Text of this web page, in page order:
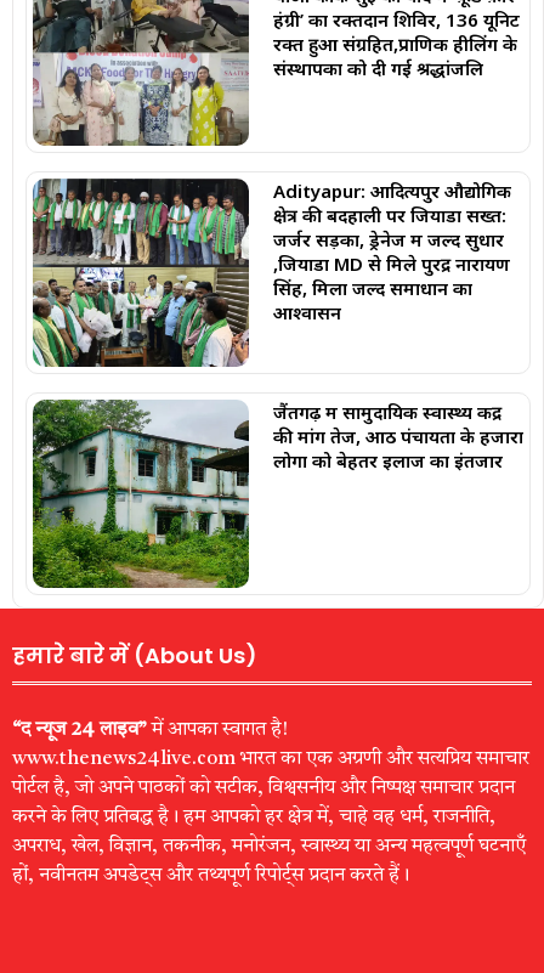
हंग्री’ का रक्तदान शिविर, 136 यूनिट
रक्त हुआ संग्रहित,प्राणिक हीलिंग के
संस्थापकों को दी गई श्रद्धांजलि
Adityapur: आदित्यपुर औद्योगिक
क्षेत्र की बदहाली पर जियाडा सख्त:
जर्जर सड़कों, ड्रेनेज में जल्द सुधार
,जियाडा MD से मिले पुरेंद्र नारायण
सिंह, मिला जल्द समाधान का
आश्वासन
जैंतगढ़ में सामुदायिक स्वास्थ्य केंद्र
की मांग तेज, आठ पंचायतों के हजारों
लोगों को बेहतर इलाज का इंतजार
हमारे बारे में (About Us)
“द न्यूज 24 लाइव”में आपका स्वागत है!
www.thenews24live.com भारत का एक अग्रणी और सत्यप्रिय समाचार
पोर्टल है, जो अपने पाठकों को सटीक, विश्वसनीय और निष्पक्ष समाचार प्रदान
करने के लिए प्रतिबद्ध है। हम आपको हर क्षेत्र में, चाहे वह धर्म, राजनीति,
अपराध, खेल, विज्ञान, तकनीक, मनोरंजन, स्वास्थ्य या अन्य महत्वपूर्ण घटनाएँ
हों, नवीनतम अपडेट्स और तथ्यपूर्ण रिपोर्ट्स प्रदान करते हैं।